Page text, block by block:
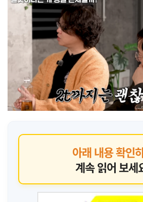
아래 내용 확인
계속 읽어 보세